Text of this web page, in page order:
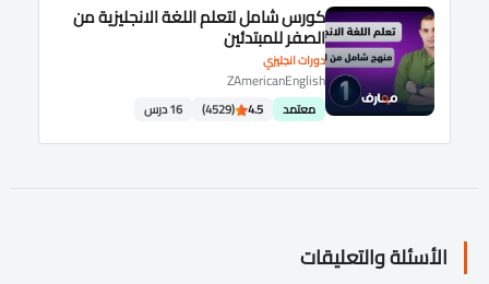
دورات انجليزي
كورس شامل لتعلم اللغة الانجليزية من
الصفر للمبتدئين
ZAmericanEnglish
معتمد 4.5
(4529) 16 درس
الأسئلة والتعليقات